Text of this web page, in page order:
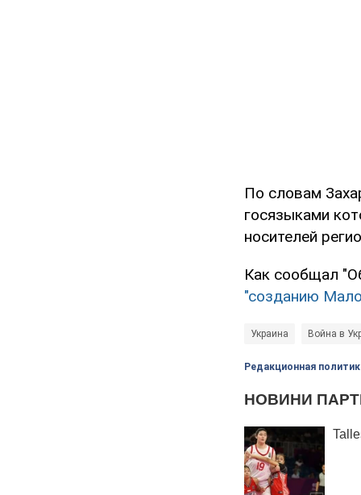
По словам
госязыками
носителей
Как сообщал
"созданию
Украина Война в
Редакционная